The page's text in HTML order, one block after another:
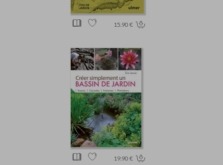
15.90 €
19.90 €